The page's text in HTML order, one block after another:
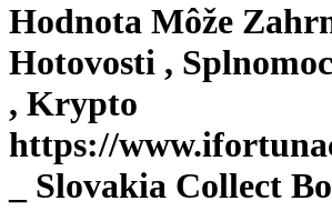
Hodnota Môže
Hotovosti ,
, Krypto
https://
_ Slovakia Collect